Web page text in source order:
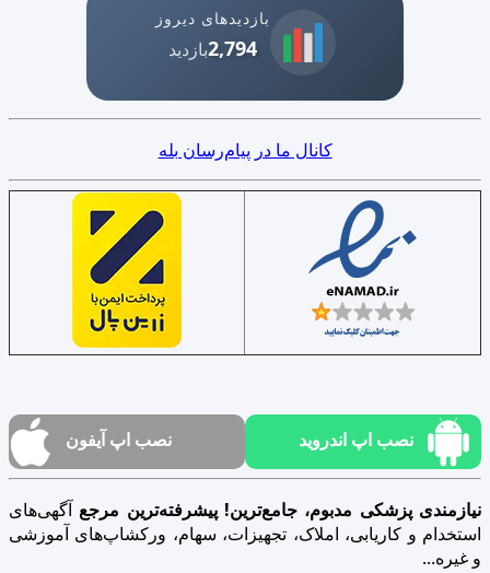
بازدیدهای دیروز
2,794بازدید
کانال ما در پیام‌رسان بله
نصب اپ اندروید نصب اپ آیفون
نیازمندی پزشکی مدبوم، جامع‌ترین! پیشرفته‌ترین مرجع آگهی‌های
استخدام و کاریابی، املاک، تجهیزات، سهام، ورکشاپ‌های آموزشی
و غیره...